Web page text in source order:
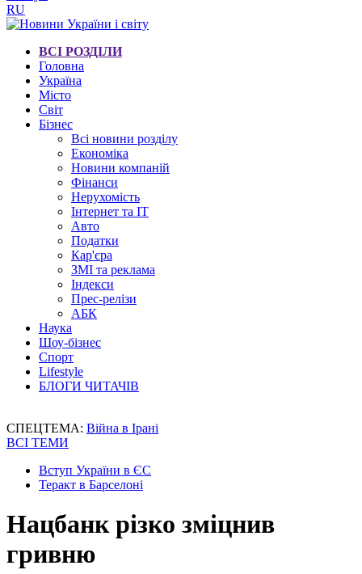
RU
ВСІ РОЗДІЛИ
Головна
Україна
Місто
Світ
Бізнес
Всі новини розділу
Економіка
Новини компаній
Фінанси
Нерухомість
Інтернет та IT
Авто
Податки
Кар'єра
ЗМІ та реклама
Індекси
Прес-релізи
АБК
Наука
Шоу-бізнес
Спорт
Lifestyle
БЛОГИ ЧИТАЧІВ
СПЕЦТЕМА: Війна в Ірані
ВСІ ТЕМИ
Вступ України в ЄС
Теракт в Барселоні
Нацбанк різко зміцнив
гривню